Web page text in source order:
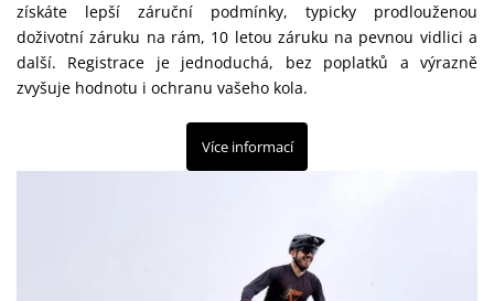
získáte lepší záruční podmínky, typicky prodlouženou
doživotní záruku na rám, 10 letou záruku na pevnou vidlici a
další. Registrace je jednoduchá, bez poplatků a výrazně
zvyšuje hodnotu i ochranu vašeho kola.
Více informací